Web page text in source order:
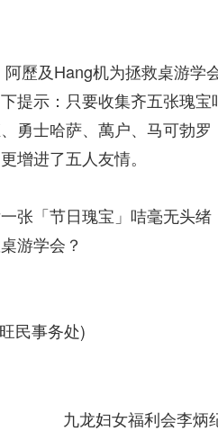
歷及Hang机为拯救桌游
提示：只要收集齐五张瑰
勇士哈萨、萬户、马可勃
增进了五人友情。
张「节日瑰宝」咭毫无头
游学会？
民事务处)
九龙妇女福利会李炳